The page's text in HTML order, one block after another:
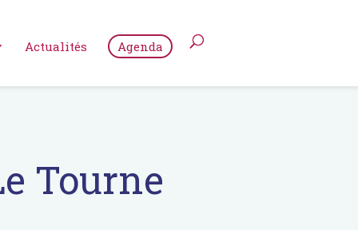
Actualités Agenda
Tourne